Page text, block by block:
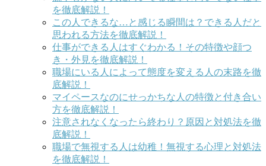
を徹底解説！
この人できるな…と感じる瞬間は？できる人だと
思われる方法を徹底解説！
仕事ができる人はすぐわかる！その特徴や顔つ
き・外見を徹底解説！
職場にいる人によって態度を変える人の末路を徹
底解説！
マイペースなのにせっかちな人の特徴と付き合い
方を徹底解説！
注意されなくなったら終わり？原因と対処法を徹
底解説！
職場で無視する人は幼稚！無視する心理と対処法
を徹底解説！